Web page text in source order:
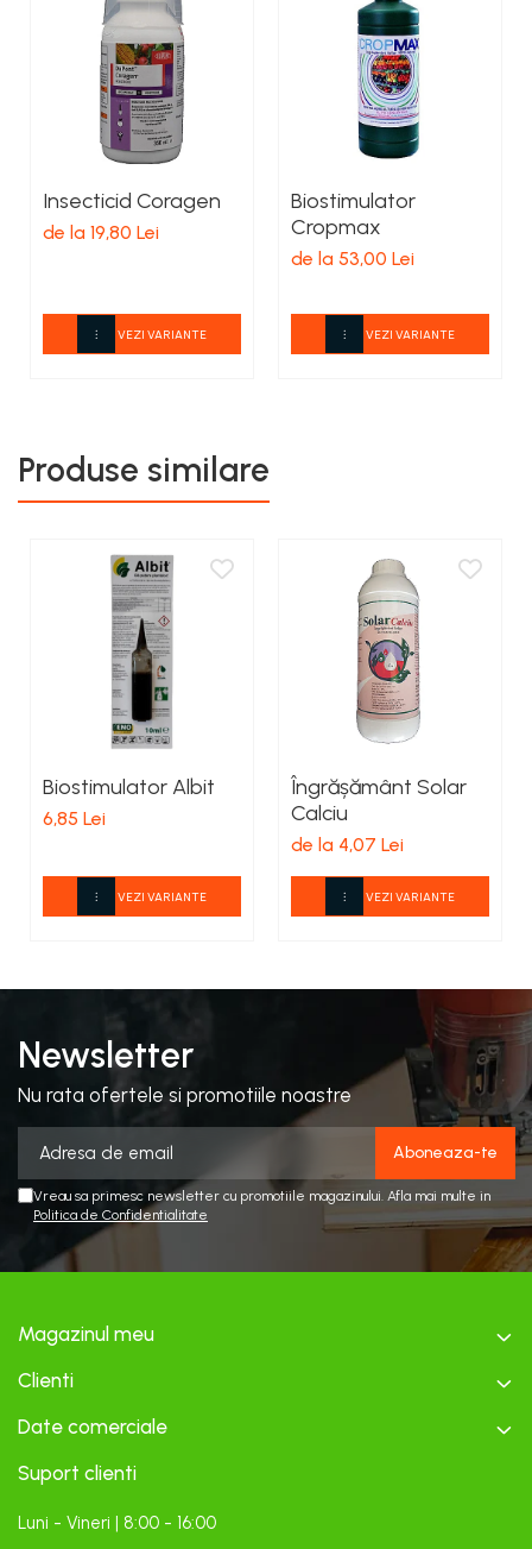
Insecticid Coragen
de la 19,80 Lei
VEZI VARIANTE
Biostimulator
Cropmax
de la 53,00 Lei
VEZI VARIANTE
Produse similare
Biostimulator Albit
6,85 Lei
VEZI VARIANTE
Îngrășământ Solar
Calciu
de la 4,07 Lei
VEZI VARIANTE
Newsletter
Nu rata ofertele si promotiile noastre
Vreau sa primesc newsletter cu promotiile magazinului. Afla mai multe in
Politica de Confidentialitate
Magazinul meu
Clienti
Date comerciale
Suport clienti
Luni - Vineri | 8:00 - 16:00